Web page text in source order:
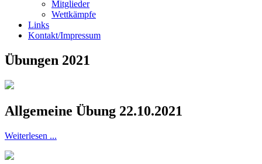
Mitglieder
Wettkämpfe
Links
Kontakt/Impressum
Übungen 2021
Allgemeine Übung 22.10.2021
Weiterlesen ...